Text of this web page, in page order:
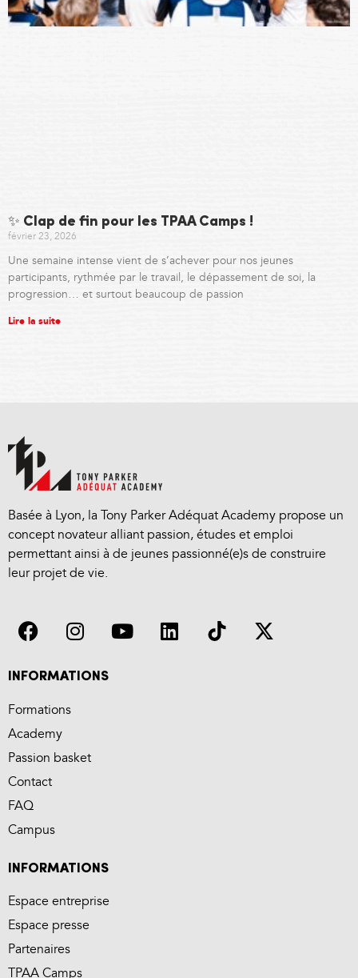
✨ Clap de fin pour les TPAA Camps !
février 23, 2026
Une semaine intense vient de s’achever pour nos jeunes
participants, rythmée par le travail, le dépassement de soi, la
progression… et surtout beaucoup de passion
Lire la suite
Basée à Lyon, la Tony Parker Adéquat Academy propose un
concept novateur alliant passion, études et emploi
permettant ainsi à de jeunes passionné(e)s de construire
leur projet de vie.
INFORMATIONS
Formations
Academy
Passion basket
Contact
FAQ
Campus
INFORMATIONS
Espace entreprise
Espace presse
Partenaires
TPAA Camps